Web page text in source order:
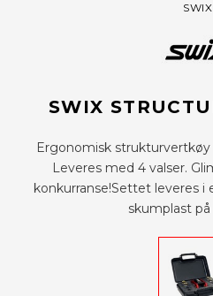
SWIX
SWIX
Ergonomisk
Leveres med 4 valser.
konkurranse!Settet leveres i
skumplast på